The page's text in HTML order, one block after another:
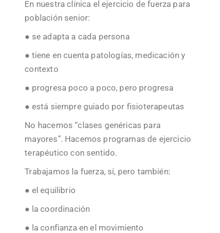
En nuestra clínica el ejercicio de fuerza para
población senior:
● se adapta a cada persona
● tiene en cuenta patologías, medicación y
contexto
● progresa poco a poco, pero progresa
● está siempre guiado por fisioterapeutas
No hacemos “clases genéricas para
mayores”. Hacemos programas de ejercicio
terapéutico con sentido.
Trabajamos la fuerza, sí, pero también:
● el equilibrio
● la coordinación
● la confianza en el movimiento